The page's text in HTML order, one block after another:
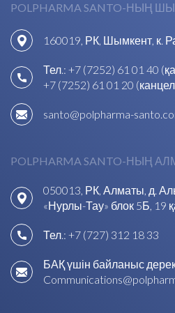
POLPHARMA SANTO-НЫҢ
160019, РК, Шымкент, к.
Тел.: +7 (7252) 61 01 40
+7 (7252) 61 01 20
santo@polpharma-
POLPHARMA SANTO-НЫҢ
050013, РК, Алматы, д.
«Нурлы-Тау» блок 5Б, 19
Тел.: +7 (727) 312 18 33
БАҚ үшін байланыс